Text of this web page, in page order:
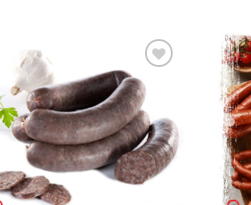
Dodaj do
ulubionych